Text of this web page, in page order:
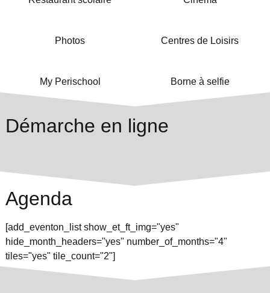
Photos Centres de Loisirs
My Perischool Borne à selfie
Démarche en ligne
Agenda
[add_eventon_list show_et_ft_img="yes"
hide_month_headers="yes" number_of_months="4"
tiles="yes" tile_count="2"]